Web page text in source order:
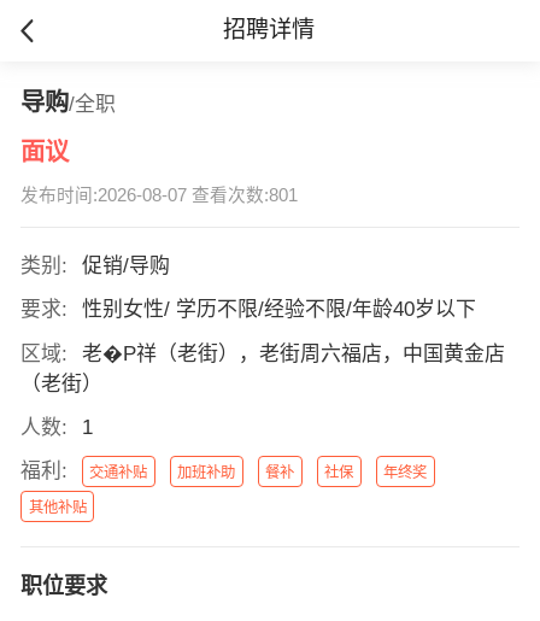
招聘详情
导购/全职
面议
发布时间:2026-08-07 查看次数:801
类别:
促销/导购
要求:
性别女性/ 学历不限/经验不限/年龄40岁以下
区域:
老�P祥（老街），老街周六福店，中国黄金店
（老街）
人数:
1
福利:
交通补贴 加班补助 餐补 社保 年终奖
其他补贴
职位要求